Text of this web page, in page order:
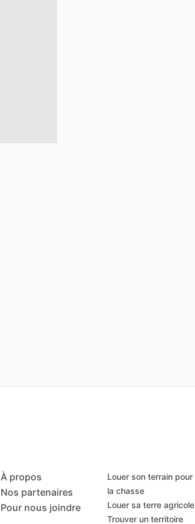
À propos
Nos partenaires
Pour nous joindre
Louer son terrain pour
la chasse
Louer sa terre agricole
Trouver un territoire